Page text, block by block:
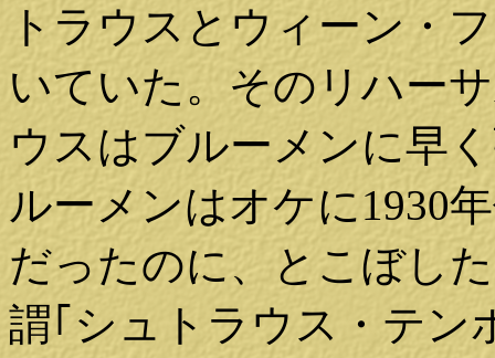
トラウスとウィーン・
いていた。そのリハー
ウスはブルーメンに早
ルーメンはオケに1930
だったのに、とこぼし
謂｢シュトラウス・テン